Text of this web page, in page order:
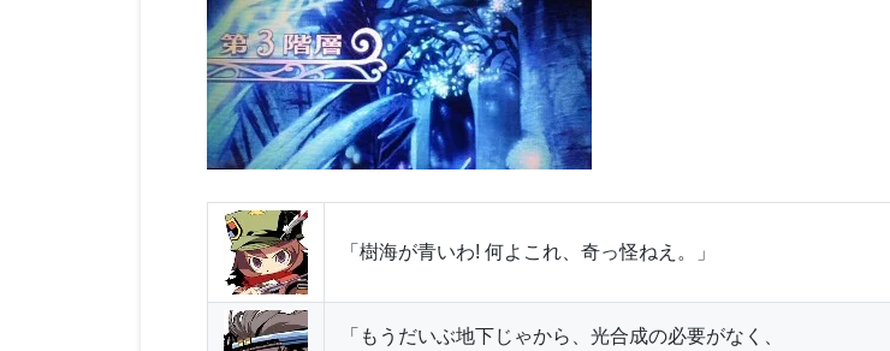
「樹海が青いわ! 何よこれ、奇っ怪ねえ。」
「もうだいぶ地下じゃから、光合成の必要がなく、